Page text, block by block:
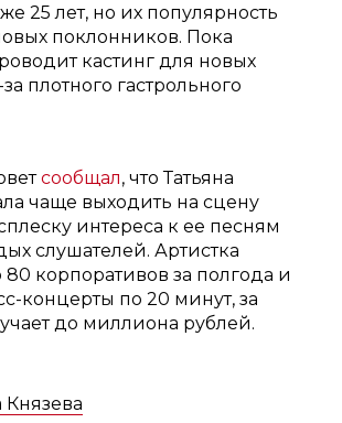
25 лет, но их популярность
поклонников. Пока
кастинг для новых
плотного гастрольного
сообщал, что Татьяна
чаще выходить на сцену
интереса к ее песням
слушателей. Артистка
корпоративов за полгода и
концерты по 20 минут, за
до миллиона рублей.
Князева